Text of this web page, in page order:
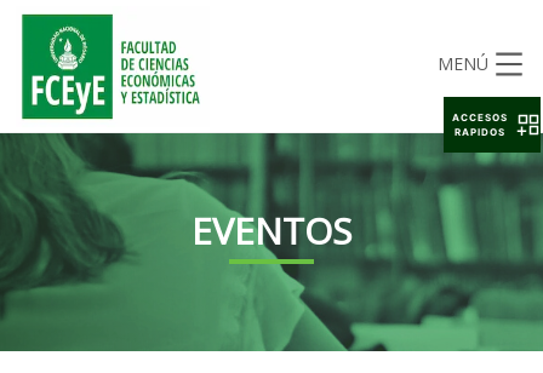
MENÚ
EVENTOS
ACCESOS
RAPIDOS